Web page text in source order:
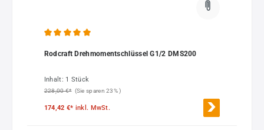
Rodcraft Drehmomentschlüssel G1/2 DMS200
Inhalt: 1 Stück
228,00 €* (Sie sparen 23% )
174,42 €* inkl. MwSt.